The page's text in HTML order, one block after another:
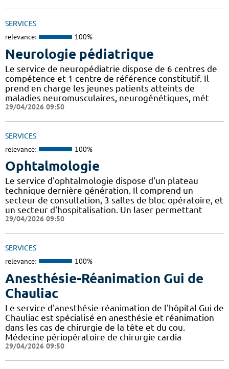
SERVICES
relevance: 100%
Neurologie pédiatrique
Le service de neuropédiatrie dispose de 6 centres de
compétence et 1 centre de référence constitutif. Il
prend en charge les jeunes patients atteints de
maladies neuromusculaires, neurogénétiques, mét
29/04/2026 09:50
SERVICES
relevance: 100%
Ophtalmologie
Le service d'ophtalmologie dispose d'un plateau
technique dernière génération. Il comprend un
secteur de consultation, 3 salles de bloc opératoire, et
un secteur d'hospitalisation. Un laser permettant
29/04/2026 09:50
SERVICES
relevance: 100%
Anesthésie-Réanimation Gui de
Chauliac
Le service d'anesthésie-réanimation de l'hôpital Gui de
Chauliac est spécialisé en anesthésie et réanimation
dans les cas de chirurgie de la tête et du cou.
Médecine périopératoire de chirurgie cardia
29/04/2026 09:50